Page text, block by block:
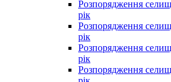
Розпорядження
рік
Розпорядження
рік
Розпорядження
рік
Розпорядження